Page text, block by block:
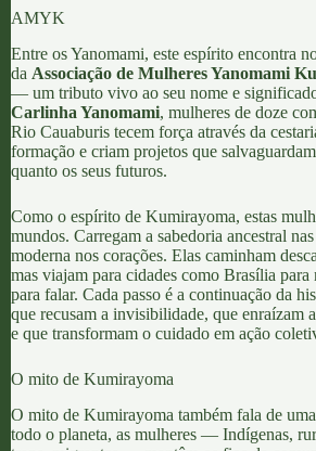
AMYK
Entre os Yanomami, este espírito encontra
da Associação de Mulheres Yanomami
— um tributo vivo ao seu nome e
Carlinha Yanomami, mulheres de doze
Rio Cauaburis tecem força através da
formação e criam projetos que
quanto os seus futuros.
Como o espírito de Kumirayoma, estas
mundos. Carregam a sabedoria ancestral
moderna nos corações. Elas caminham
mas viajam para cidades como Brasília para
para falar. Cada passo é a continuação da
que recusam a invisibilidade, que enraízam
e que transformam o cuidado em ação
O mito de Kumirayoma
O mito de Kumirayoma também fala de
todo o planeta, as mulheres — Indígenas,